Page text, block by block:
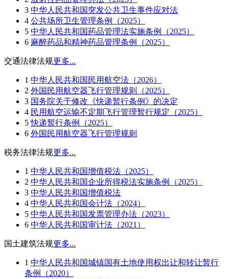
3 中华人民共和国突发公共卫生事件应对法
4 公共场所卫生管理条例（2025）
5 中华人民共和国药品管理法实施条例（2025）
6 麻醉药品和精神药品管理条例（2025）
交通法律法规更多...
1 中华人民共和国民用航空法（2026）
2 外国民用航空器飞行管理规则（2025）
3 国务院关于修改《快递暂行条例》的决定
4 民用航空运输不定期飞行管理暂行规定（2025）
5 快递暂行条例（2025）
6 外国民用航空器飞行管理规则
税务法律法规更多...
1 中华人民共和国增值税法（2025）
2 中华人民共和国企业所得税法实施条例（2025）
3 中华人民共和国增值税法
4 中华人民共和国会计法（2024）
5 中华人民共和国发票管理办法（2023）
6 中华人民共和国审计法（2021）
国土建筑法规更多...
1 中华人民共和国城镇国有土地使用权出让和转让暂行
条例（2020）